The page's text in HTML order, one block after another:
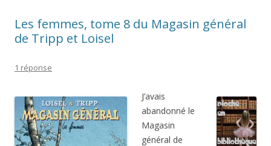
Les femmes, tome 8 du Magasin général
de Tripp et Loisel
1 réponse
J’avais
abandonné le
Magasin
général de